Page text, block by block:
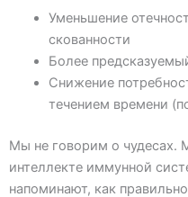
Уменьшение
скованности
Более
Снижение
течением времени
Мы не говорим о чудесах.
интеллекте иммунной
напоминают, как